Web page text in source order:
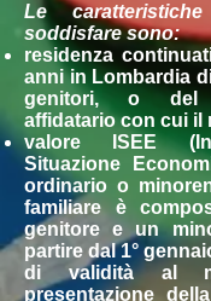
Le
soddisfare sono:
residenza
anni in Lombardia
genitori, o del
affidatario con cui il
valore ISEE
Situazione
ordinario o
familiare è
genitore e un
partire dal 1°
di validità al
presentazione